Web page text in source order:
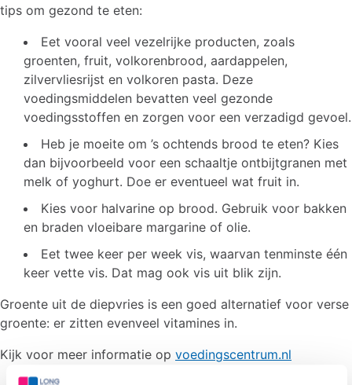
tips om gezond te eten:
Eet vooral veel vezelrijke producten, zoals
groenten, fruit, volkorenbrood, aardappelen,
zilvervliesrijst en volkoren pasta. Deze
voedingsmiddelen bevatten veel gezonde
voedingsstoffen en zorgen voor een verzadigd gevoel.
Heb je moeite om ’s ochtends brood te eten? Kies
dan bijvoorbeeld voor een schaaltje ontbijtgranen met
melk of yoghurt. Doe er eventueel wat fruit in.
Kies voor halvarine op brood. Gebruik voor bakken
en braden vloeibare margarine of olie.
Eet twee keer per week vis, waarvan tenminste één
keer vette vis. Dat mag ook vis uit blik zijn.
Groente uit de diepvries is een goed alternatief voor verse
groente: er zitten evenveel vitamines in.
Kijk voor meer informatie op voedingscentrum.nl